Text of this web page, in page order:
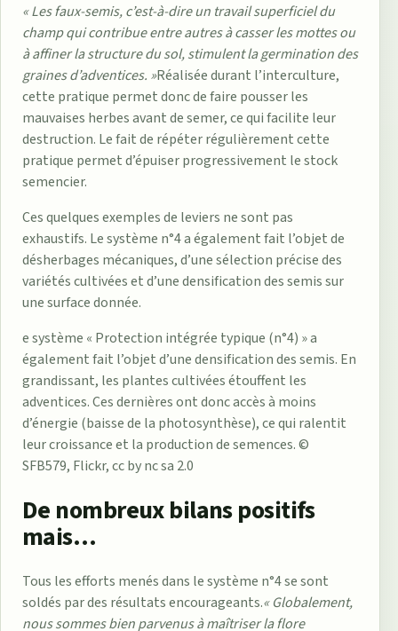
« Les faux-semis, c’est-à-dire un travail superficiel du
champ qui contribue entre autres à casser les mottes ou
à affiner la structure du sol, stimulent la germination des
graines d’adventices. »Réalisée durant l’interculture,
cette pratique permet donc de faire pousser les
mauvaises herbes avant de semer, ce qui facilite leur
destruction. Le fait de répéter régulièrement cette
pratique permet d’épuiser progressivement le stock
semencier.
Ces quelques exemples de leviers ne sont pas
exhaustifs. Le système n°4 a également fait l’objet de
désherbages mécaniques, d’une sélection précise des
variétés cultivées et d’une densification des semis sur
une surface donnée.
e système « Protection intégrée typique (n°4) » a
également fait l’objet d’une densification des semis. En
grandissant, les plantes cultivées étouffent les
adventices. Ces dernières ont donc accès à moins
d’énergie (baisse de la photosynthèse), ce qui ralentit
leur croissance et la production de semences. ©
SFB579, Flickr, cc by nc sa 2.0
De nombreux bilans positifs
mais…
Tous les efforts menés dans le système n°4 se sont
soldés par des résultats encourageants.« Globalement,
nous sommes bien parvenus à maîtriser la flore